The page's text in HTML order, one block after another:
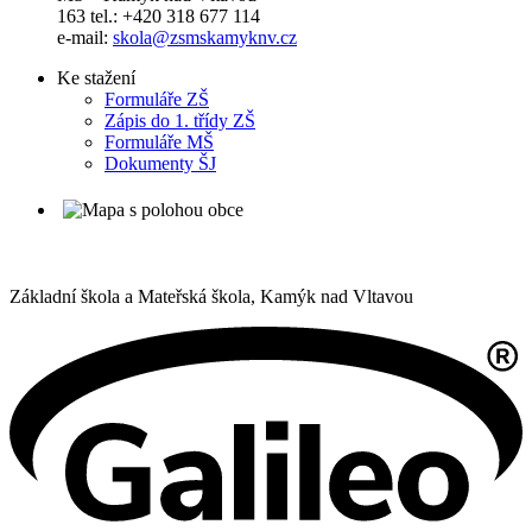
163 tel.: +420 318 677 114
e-mail: skola@zsmskamyknv.cz
Ke stažení
Formuláře ZŠ
Zápis do 1. třídy ZŠ
Formuláře MŠ
Dokumenty ŠJ
Základní škola a Mateřská škola, Kamýk nad Vltavou